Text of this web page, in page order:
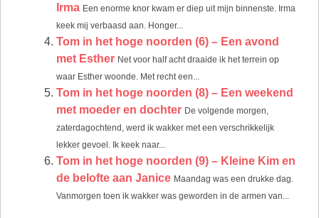
Irma Een enorme knor kwam er diep uit mijn binnenste. Irma
keek mij verbaasd aan. Honger...
Tom in het hoge noorden (6) – Een avond
met Esther Net voor half acht draaide ik het terrein op
waar Esther woonde. Met recht een...
Tom in het hoge noorden (8) – Een weekend
met moeder en dochter De volgende morgen,
zaterdagochtend, werd ik wakker met een verschrikkelijk
lekker gevoel. Ik keek naar...
Tom in het hoge noorden (9) – Kleine Kim en
de belofte aan Janice Maandag was een drukke dag.
Vanmorgen toen ik wakker was geworden in de armen van...